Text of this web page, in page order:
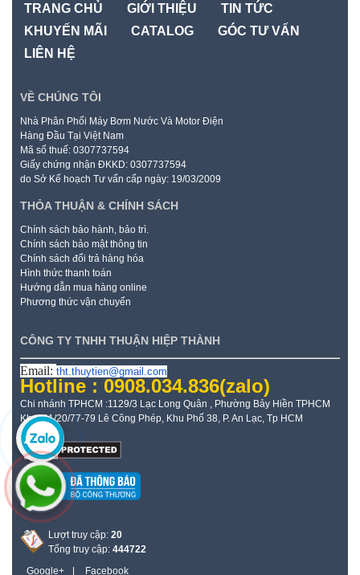
TRANG CHỦ GIỚI THIỆU
TIN TỨC
KHUYẾN MÃI
CATALOG
GÓC TƯ VẤN
LIÊN HỆ
VỀ CHÚNG TÔI
Nhà Phân Phối Máy Bơm Nước Và Motor Điện
Hàng Đầu Tại Việt Nam
Mã số thuế: 0307737594
Giấy chứng nhận ĐKKD: 0307737594
do Sở Kế hoạch Tư vấn cấp ngày: 19/03/2009
THỎA THUẬN & CHÍNH SÁCH
Chính sách bảo hành, bảo trì.
Chính sách bảo mật thông tin
Chính sách đổi trả hàng hóa
Hình thức thanh toán
Hướng dẫn mua hàng online
Phương thức vận chuyển
CÔNG TY TNHH THUẬN HIỆP THÀNH
Email: tht.thuytien@gmail.com
Hotline : 0908.034.836(zalo)
Chi nhánh TPHCM :1129/3 Lạc Long Quân , Phường Bảy Hiền TPHCM
Kho: 21/20/77-79 Lê Công Phép, Khu Phố 38, P. An Lạc, Tp HCM
Lượt truy cập: 20
Tổng truy cập: 444722
Google+
| Facebook